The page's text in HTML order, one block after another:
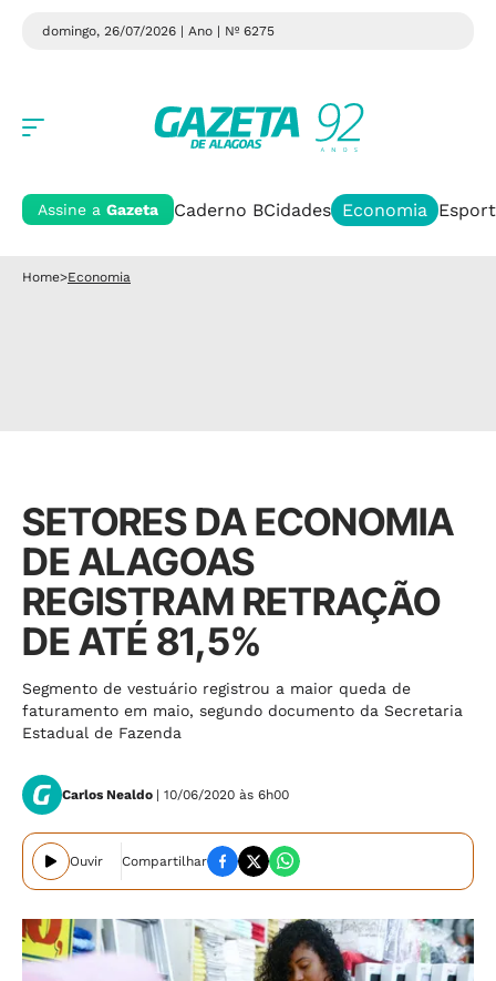
domingo, 26/07/2026 | Ano | Nº 6275
Assine a Gazeta Caderno BCidades Economia
Home>Economia
SETORES DA ECONOMIA
DE ALAGOAS
REGISTRAM RETRAÇÃO
DE ATÉ 81,5%
Segmento de vestuário registrou a maior queda de
faturamento em maio, segundo documento da Secretaria
Estadual de Fazenda
Carlos Nealdo | 10/06/2020 às 6h00
Ouvir Compartilhar